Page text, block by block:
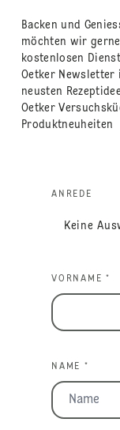
Backen und
möchten wir
kostenlosen
Oetker
neusten
Oetker
Produktneuheiten
ANREDE
VORNAME *
NAME *